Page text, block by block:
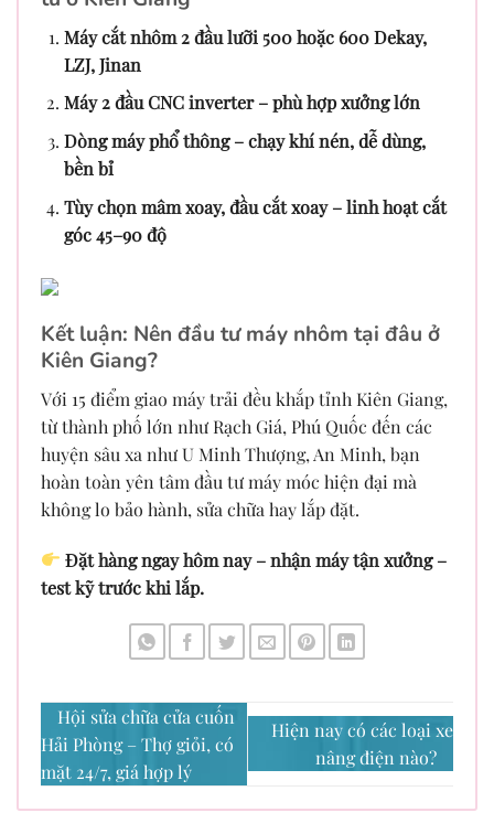
Máy cắt nhôm 2 đầu lưỡi 500 hoặc 600 Dekay,
LZJ, Jinan
Máy 2 đầu CNC inverter – phù hợp xưởng lớn
Dòng máy phổ thông – chạy khí nén, dễ dùng,
bền bỉ
Tùy chọn mâm xoay, đầu cắt xoay – linh hoạt cắt
góc 45–90 độ
Kết luận: Nên đầu tư máy nhôm tại đâu ở
Kiên Giang?
Với 15 điểm giao máy trải đều khắp tỉnh Kiên Giang,
từ thành phố lớn như Rạch Giá, Phú Quốc đến các
huyện sâu xa như U Minh Thượng, An Minh, bạn
hoàn toàn yên tâm đầu tư máy móc hiện đại mà
không lo bảo hành, sửa chữa hay lắp đặt.
Đặt hàng ngay hôm nay – nhận máy tận xưởng –
test kỹ trước khi lắp.
Hội sửa chữa cửa cuốn
Hải Phòng – Thợ giỏi, có
mặt 24/7, giá hợp lý
Hiện nay có các loại xe
nâng điện nào?